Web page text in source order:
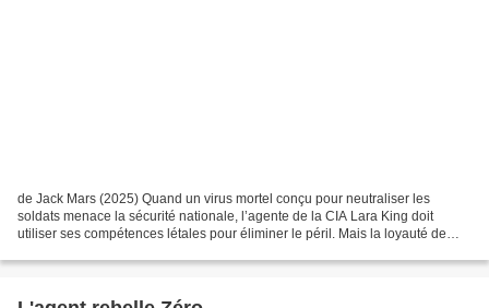
de Jack Mars (2025) Quand un virus mortel conçu pour neutraliser les
soldats menace la sécurité nationale, l’agente de la CIA Lara King doit
utiliser ses compétences létales pour éliminer le péril. Mais la loyauté de